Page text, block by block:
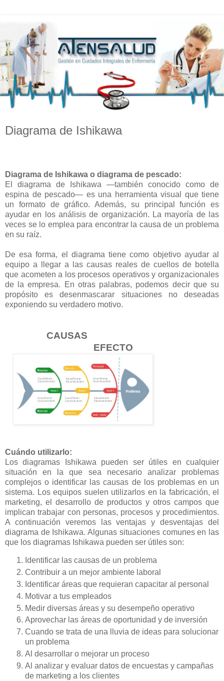
Diagrama de Ishikawa
Diagrama de Ishikawa o diagrama de pescado:
El diagrama de Ishikawa —también conocido como de
espina de pescado— es una herramienta visual que tiene
un formato de gráfico. Además, su principal función es
ayudar en los análisis de organización. La mayoría de las
veces se lo emplea para encontrar la causa de un problema
en su raíz.
De esa forma, el diagrama tiene como objetivo ayudar al
equipo a llegar a las causas reales de cuellos de botella
que acometen a los procesos operativos y organizacionales
de la empresa. En otras palabras, podemos decir que su
propósito es desenmascarar situaciones no deseadas
exponiendo su verdadero motivo.
CAUSAS
EFECTO
Cuándo utilizarlo:
Los diagramas Ishikawa pueden ser útiles en cualquier
situación en la que sea necesario analizar problemas
complejos o identificar las causas de los problemas en un
sistema. Los equipos suelen utilizarlos en la fabricación, el
marketing, el desarrollo de productos y otros campos que
implican trabajar con personas, procesos y procedimientos.
A continuación veremos las ventajas y desventajas del
diagrama de Ishikawa. Algunas situaciones comunes en las
que los diagramas Ishikawa pueden ser útiles son:
Identificar las causas de un problema
Contribuir a un mejor ambiente laboral
Identificar áreas que requieran capacitar al personal
Motivar a tus empleados
Medir diversas áreas y su desempeño operativo
Aprovechar las áreas de oportunidad y de inversión
Cuando se trata de una lluvia de ideas para solucionar
un problema
Al desarrollar o mejorar un proceso
Al analizar y evaluar datos de encuestas y campañas
de marketing a los clientes